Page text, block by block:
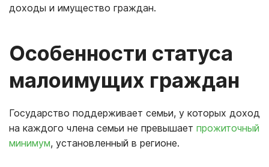
доходы и имущество граждан.
Особенности статуса
малоимущих граждан
Государство поддерживает семьи, у которых доход
на каждого члена семьи не превышает прожиточный
минимум, установленный в регионе.